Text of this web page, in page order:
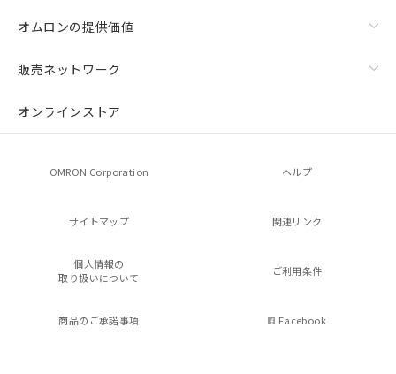
オムロンの提供価値
販売ネットワーク
オンラインストア
OMRON Corporation ヘルプ
サイトマップ 関連リンク
個人情報の
取り扱いについて
ご利用条件
商品のご承諾事項 Facebook